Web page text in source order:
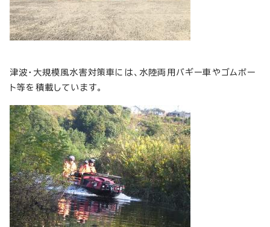
津波・大規模風水害対策車には、水陸両用バギー車やゴムボー
ト等を積載しています。